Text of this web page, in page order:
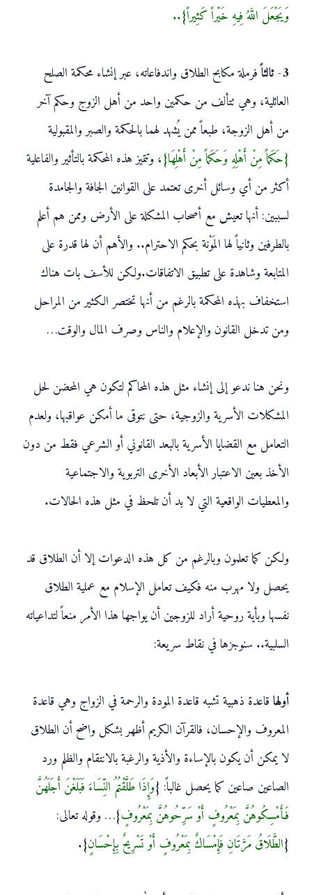
وَيَجْعَلَ اللَّهُ فِيهِ خَيْراً كَثِيراً}..
3- ثالثاً
فرملة مكابح الطلاق واندفاعاته، عبر إنشاء محكمة الصلح
العائلية، وهي تتألف من حكمين واحد من أهل الزوج وحكم آخر
من أهل الزوجة، طبعاً ممن يُشهد لهما بالحكمة والصبر والمقبولية
{حَكَماً مِنْ أَهْلِهِ وَحَكَماً مِنْ أَهْلِهَا}، وتتميز هذه المحكمة بالتأثير والفاعلية
أكثر من أي وسائل أخرى تعتمد على القوانين الجافة والجامدة
لسببين: أنها تعيش مع أصحاب المشكلة على الأرض وممن هم أعلم
بالطرفين وثانياً لها المَوْنة بحكم الاحترام.. والأهم أن لها قدرة على
المتابعة وشاهدة على تطبيق الاتفاقات.ولكن للأسف بات هناك
استخفاف بهذه المحكمة بالرغم من أنها تختصر الكثير من المراحل
ومن تدخل القانون والإعلام والناس وصرف المال والوقت…
ونحن هنا ندعو إلى إنشاء مثل هذه المحاكم لتكون هي المحضن لحل
المشكلات الأسرية والزوجية، حتى نتوقى ما أمكن عواقبها، ولعدم
التعامل مع القضايا الأسرية بالبعد القانوني أو الشرعي فقط من دون
الأخذ بعين الاعتبار الأبعاد الأخرى التربوية والاجتماعية
والمعطيات الواقعية التي لا بد أن تلحظ في مثل هذه الحالات.
ولكن كما تعلمون وبالرغم من كل هذه الدعوات إلا أن الطلاق قد
يحصل ولا مهرب منه فكيف تعامل الإسلام مع عملية الطلاق
نفسها وبأية روحية أراد للزوجين أن يواجها هذا الأمر منعاً لتداعياته
السلبية.. سنوجزها في نقاط سريعة:
أولهاقاعدة ذهبية تشبه قاعدة المودة والرحمة في الزواج وهي قاعدة
المعروف والإحسان، فالقرآن الكريم أظهر بشكل واضح أن الطلاق
لا يمكن أن يكون بالإساءة والأذية والرغبة بالانتقام والظلم ورد
الصاعين صاعين كما يحصل غالباً: {وَإِذَا طَلَّقْتُمُ النِّسَاءَ فَبَلَغْنَ أَجَلَهُنَّ
فَأَمْسِكُوهُنَّ بِمَعْرُوفٍ أَوْ سَرِّحُوهُنَّ بِمَعْرُوفٍ}… وقوله تعالى:
{الطَّلَاقُ مَرَّتَانِ فَإِمْسَاكٌ بِمَعْرُوفٍ أَوْ تَسْرِيحٌ بِإِحْسَانٍ}.